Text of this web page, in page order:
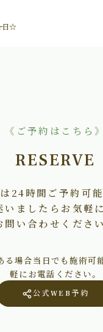
日☆
《ご予約はこちら》
RESERVE
24時間ご予約可能
いましたらお気軽
問い合わせください
場合当日でも施術可
軽にお電話ください。
公式WEB予約